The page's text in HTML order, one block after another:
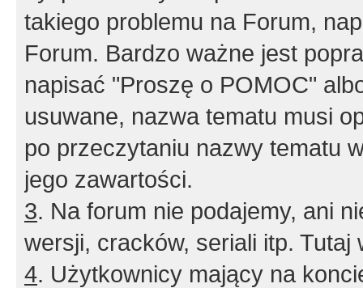
takiego problemu na Forum,
Forum. Bardzo ważne jest
napisać "Proszę o POMOC"
usuwane, nazwa tematu musi
po przeczytaniu nazwy tematu
jego zawartości.
3. Na forum nie podajemy, ani
wersji, cracków, seriali itp. Tutaj
4. Użytkownicy mający na